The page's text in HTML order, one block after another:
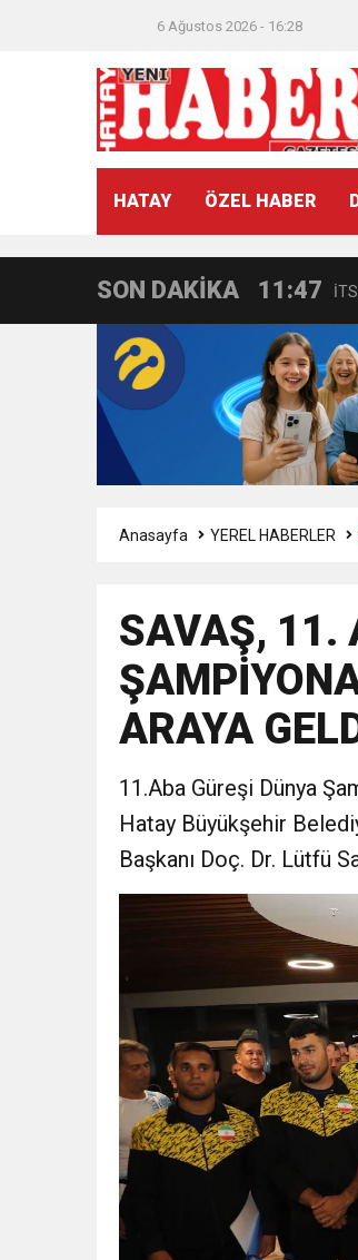
6 Ağustos 2026 - 16:28
HATAY ÖZEL HABER
SON DAKİKA
21:40
11:47
18:55
11:57
21:40
6:19
17:36
21:40
18:22
Anasayfa YEREL HABERLER
SAVAŞ, 11.
ARAYA
11.Aba Güreşi Dünya
Hatay Büyükşehir
Başkanı Doç. Dr. Lütfü